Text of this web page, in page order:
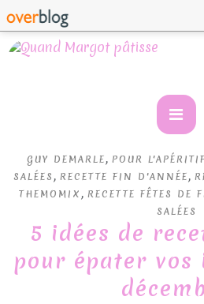
GUY DEMARLE, POUR L'APÉRITIF
SALÉES , RECETTE FIN D'ANNÉE,
THEMOMIX , RECETTE FÊTES DE
SALÉES
5 idées de
pour épater vos